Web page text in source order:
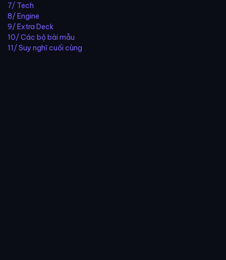
7/ Tech
8/ Engine
9/ Extra Deck
10/ Các bộ bài mẫu
11/ Suy nghĩ cuối cùng